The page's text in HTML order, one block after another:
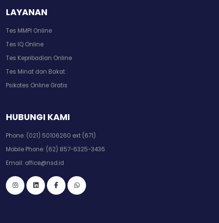
LAYANAN
Tes MMPI Online
Tes IQ Online
Tes Kepribadian Online
Tes Minat dan Bakat
Psikotes Online Gratis
HUBUNGI KAMI
Phone: (021) 50106260 ext (671)
Mobile Phone: (62) 857-6325-3436
Email: office@nsd.id